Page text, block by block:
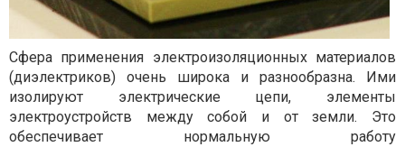
Сфера применения электроизоляционных материалов
(диэлектриков) очень широка и разнообразна. Ими
изолируют электрические цепи, элементы
электроустройств между собой и от земли. Это
обеспечивает нормальную работу